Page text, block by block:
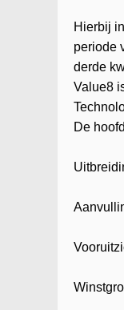
Hierbij
periode
derde
Value8
De